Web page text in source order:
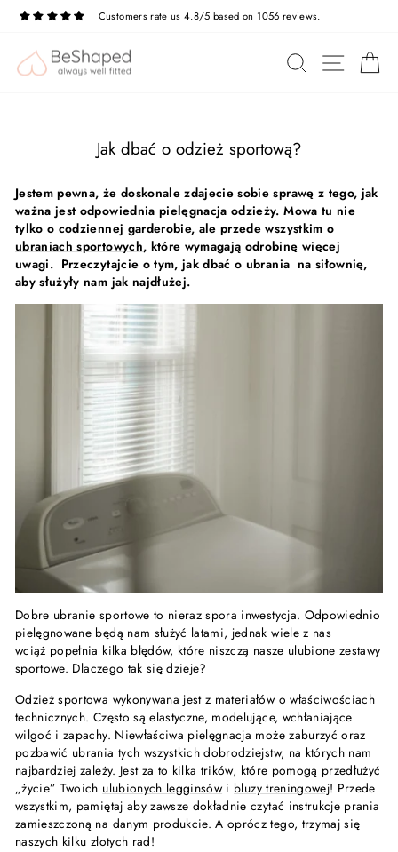
Przejdź
Customers rate us 4.8/5 based on 1056 reviews.
SZUKAJ
Jak dbać o odzież sportową?
Jestem pewna, że doskonale zdajecie sobie sprawę z tego, jak
ważna jest odpowiednia pielęgnacja odzieży. Mowa tu nie
tylko o codziennej garderobie, ale przede wszystkim o
ubraniach sportowych, które wymagają odrobinę więcej
uwagi. Przeczytajcie o tym, jak dbać o ubrania na siłownię,
aby służyły nam jak najdłużej.
Dobre ubranie sportowe to nieraz spora inwestycja. Odpowiednio
pielęgnowane będą nam służyć latami, jednak wiele z nas
wciąż popełnia kilka błędów, które niszczą nasze ulubione zestawy
sportowe. Dlaczego tak się dzieje?
Odzież sportowa wykonywana jest z materiałów o właściwościach
technicznych. Często są elastyczne, modelujące, wchłaniające
wilgoć i zapachy. Niewłaściwa pielęgnacja może zaburzyć oraz
pozbawić ubrania tych wszystkich dobrodziejstw, na których nam
najbardziej zależy. Jest za to kilka trików, które pomogą przedłużyć
„życie” Twoich ulubionych legginsów i bluzy treningowej! Przede
wszystkim, pamiętaj aby zawsze dokładnie czytać instrukcje prania
zamieszczoną na danym produkcie. A oprócz tego, trzymaj się
naszych kilku złotych rad!